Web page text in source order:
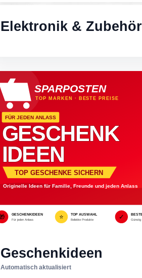
Elektronik & Zubehör
Geschenkideen
Automatisch aktualisiert